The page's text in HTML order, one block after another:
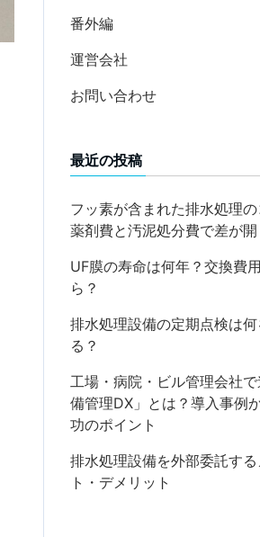
番外編
運営会社
お問い合わせ
最近の投稿
フッ素が含まれた排水処理
薬剤費と汚泥処分費で差が開
UF膜の寿命は何年？交換費
ら？
排水処理設備の定期点検は
る？
工場・病院・ビル管理会社
備管理DX」とは？導入事例
功のポイント
排水処理設備を外部委託する
ト・デメリット